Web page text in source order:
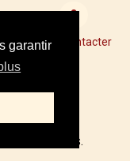
garantirNous contacter
RÉSERVÉS.